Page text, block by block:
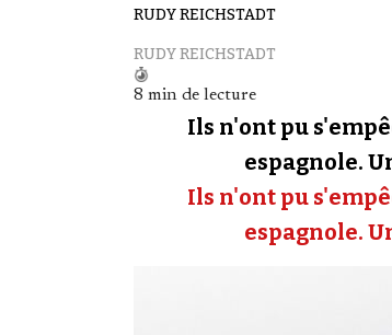
RUDY REICHSTADT
RUDY REICHSTADT
8 min de lecture
Ils n'ont pu
espagnole.
Ils n'ont pu
espagnole.